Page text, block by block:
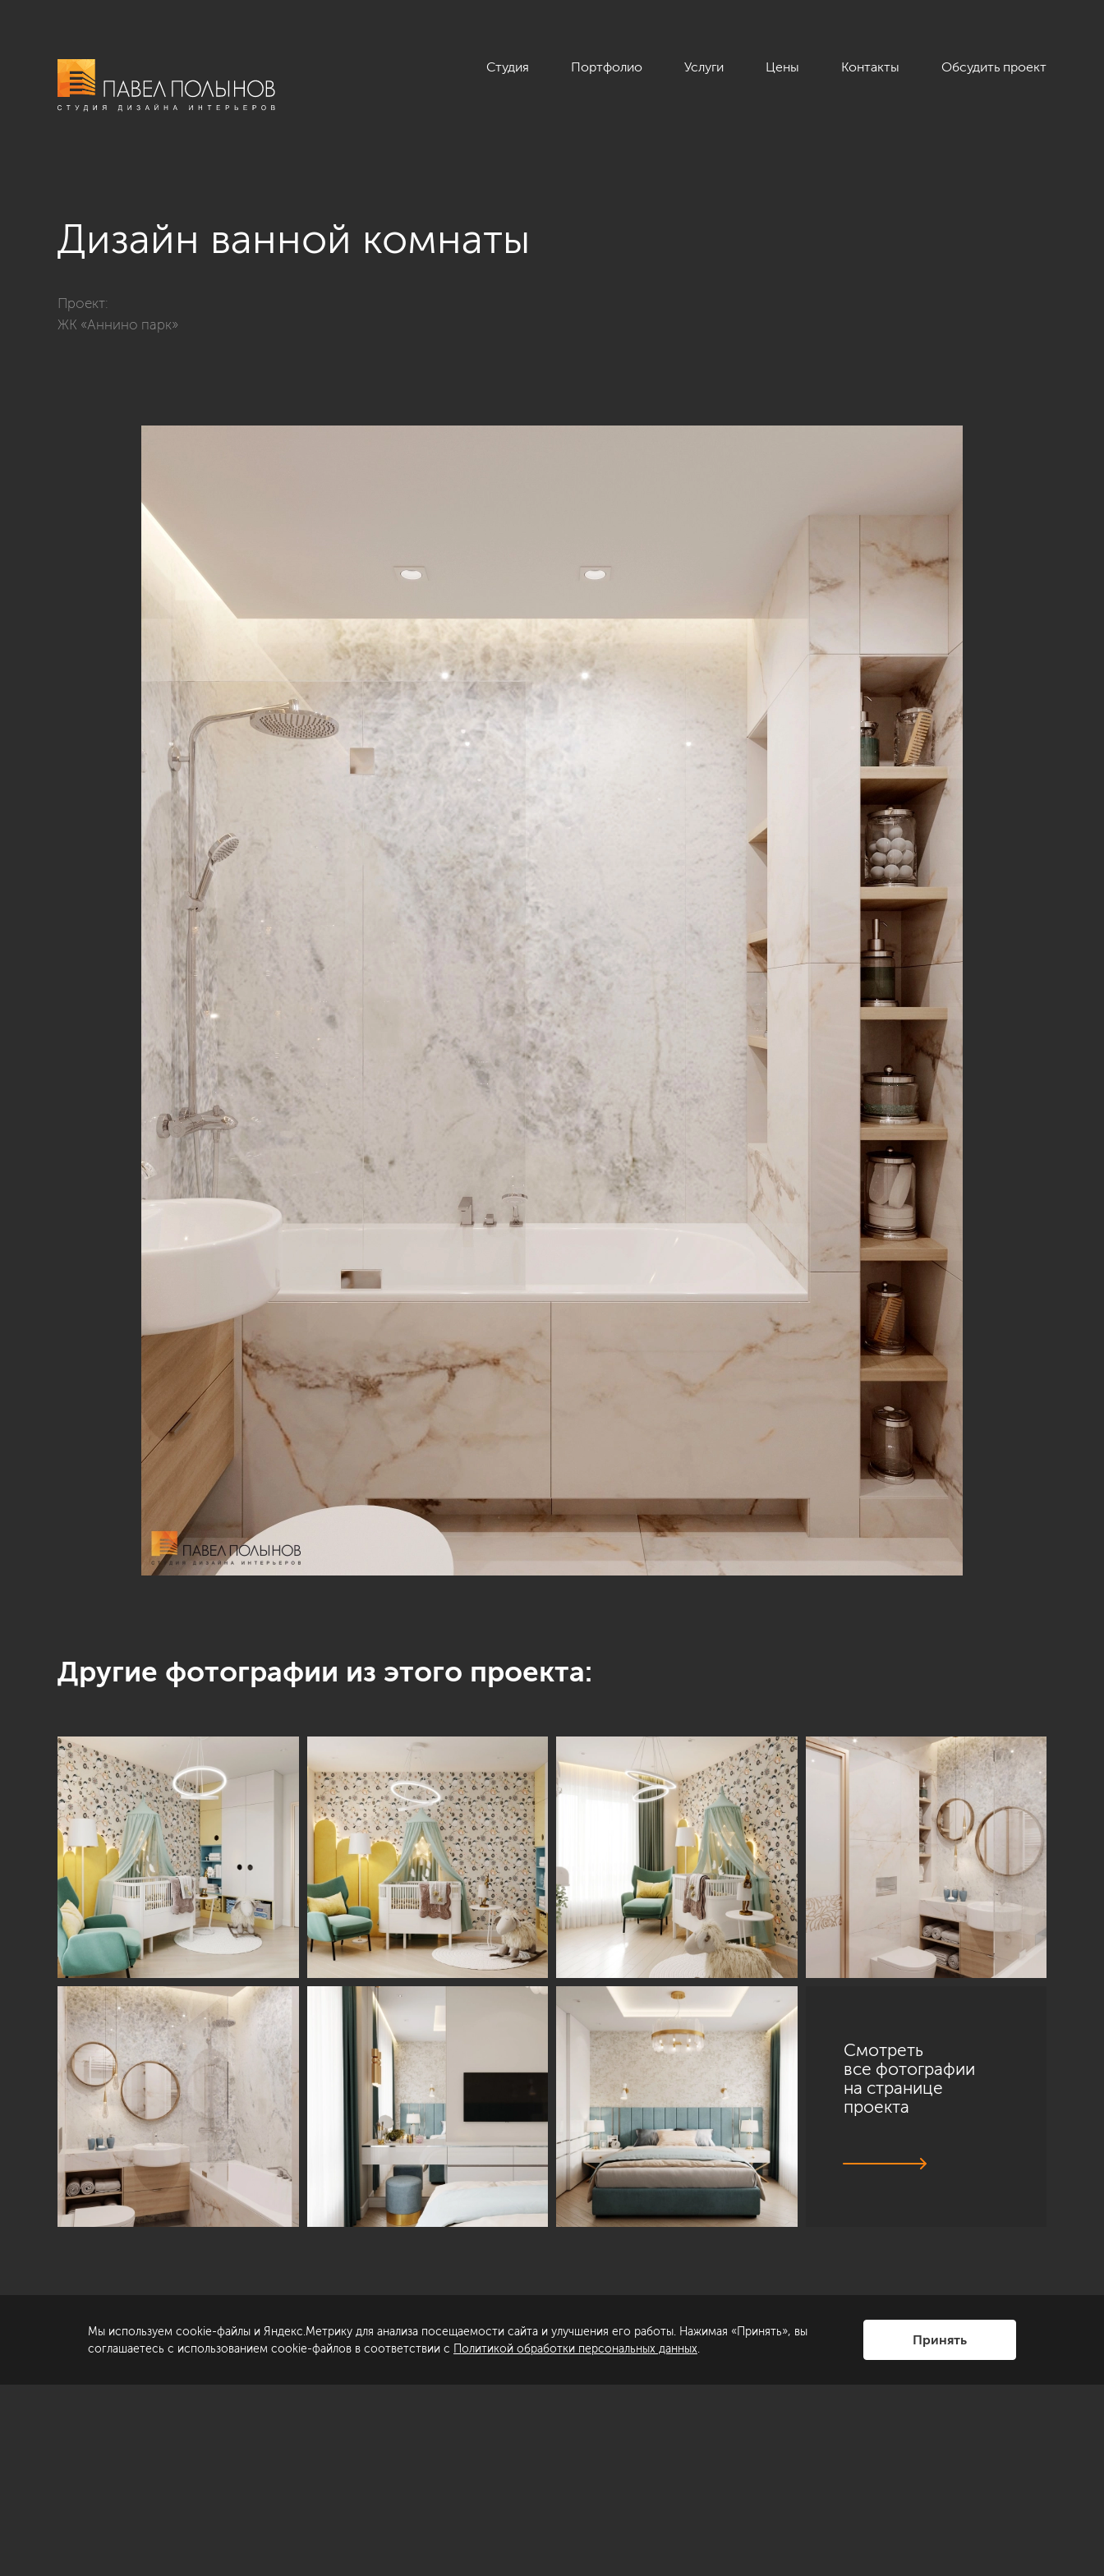
Студия Портфолио Услуги Цены Контакты Обсудить проект
Дизайн ванной комнаты
Проект:
ЖК «Аннино парк»
Другие фотографии из этого проекта:
Смотреть
все фотографии
на странице
проекта
Студия
О нас
Отзывы
Вакансии
Блог
Услуги
Дизайн интерьера
Комплектация
объекта
Авторский надзор
Ремонт и отделка
Портфолио
Цены
Обсудить проект
Санкт-Петербург
ул. Академика Павлова, 6 к1
+7 (812) 200-95-55
Политика обработки персональных данных
Мы используем cookie-файлы и Яндекс.Метрику для анализа посещаемости сайта и улучшения его работы. Нажимая «Принять», вы
соглашаетесь с использованием cookie-файлов в соответствии с Политикой обработки персональных данных.
Принять